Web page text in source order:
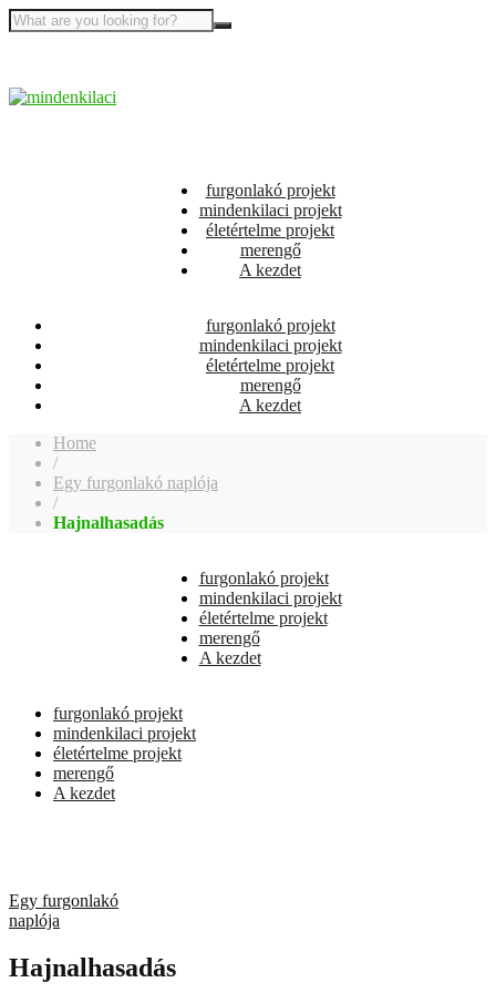
furgonlakó projekt
mindenkilaci projekt
életértelme projekt
merengő
A kezdet
furgonlakó projekt
mindenkilaci projekt
életértelme projekt
merengő
A kezdet
Home
/
Egy furgonlakó naplója
/
Hajnalhasadás
furgonlakó projekt
mindenkilaci projekt
életértelme projekt
merengő
A kezdet
furgonlakó projekt
mindenkilaci projekt
életértelme projekt
merengő
A kezdet
Egy furgonlakó
naplója
Hajnalhasadás